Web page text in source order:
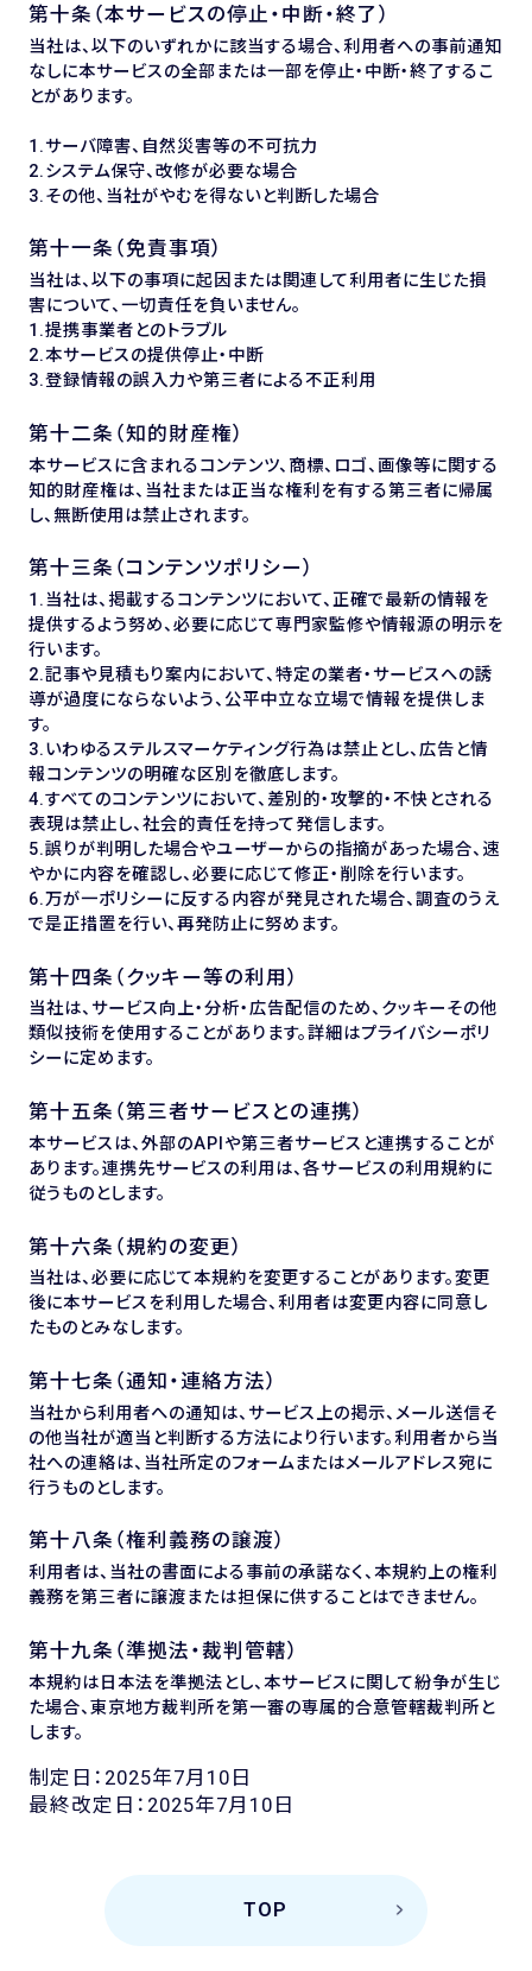
第十条（本サービスの停止・中断・終了）
当社は、以下のいずれかに該当する場合、利用者への事前通知
なしに本サービスの全部または一部を停止・中断・終了するこ
とがあります。
1.サーバ障害、自然災害等の不可抗力
2.システム保守、改修が必要な場合
3.その他、当社がやむを得ないと判断した場合
第十一条（免責事項）
当社は、以下の事項に起因または関連して利用者に生じた損
害について、一切責任を負いません。
1.提携事業者とのトラブル
2.本サービスの提供停止・中断
3.登録情報の誤入力や第三者による不正利用
第十二条（知的財産権）
本サービスに含まれるコンテンツ、商標、ロゴ、画像等に関する
知的財産権は、当社または正当な権利を有する第三者に帰属
し、無断使用は禁止されます。
第十三条（コンテンツポリシー）
1.当社は、掲載するコンテンツにおいて、正確で最新の情報を
提供するよう努め、必要に応じて専門家監修や情報源の明示を
行います。
2.記事や見積もり案内において、特定の業者・サービスへの誘
導が過度にならないよう、公平中立な立場で情報を提供しま
す。
3.いわゆるステルスマーケティング行為は禁止とし、広告と情
報コンテンツの明確な区別を徹底します。
4.すべてのコンテンツにおいて、差別的・攻撃的・不快とされる
表現は禁止し、社会的責任を持って発信します。
5.誤りが判明した場合やユーザーからの指摘があった場合、速
やかに内容を確認し、必要に応じて修正・削除を行います。
6.万が一ポリシーに反する内容が発見された場合、調査のうえ
で是正措置を行い、再発防止に努めます。
第十四条（クッキー等の利用）
当社は、サービス向上・分析・広告配信のため、クッキーその他
類似技術を使用することがあります。詳細はプライバシーポリ
シーに定めます。
第十五条（第三者サービスとの連携）
本サービスは、外部のAPIや第三者サービスと連携することが
あります。連携先サービスの利用は、各サービスの利用規約に
従うものとします。
第十六条（規約の変更）
当社は、必要に応じて本規約を変更することがあります。変更
後に本サービスを利用した場合、利用者は変更内容に同意し
たものとみなします。
第十七条（通知・連絡方法）
当社から利用者への通知は、サービス上の掲示、メール送信そ
の他当社が適当と判断する方法により行います。利用者から当
社への連絡は、当社所定のフォームまたはメールアドレス宛に
行うものとします。
第十八条（権利義務の譲渡）
利用者は、当社の書面による事前の承諾なく、本規約上の権利
義務を第三者に譲渡または担保に供することはできません。
第十九条（準拠法・裁判管轄）
本規約は日本法を準拠法とし、本サービスに関して紛争が生じ
た場合、東京地方裁判所を第一審の専属的合意管轄裁判所と
します。
制定日：2025年7月10日
最終改定日：2025年7月10日
TOP